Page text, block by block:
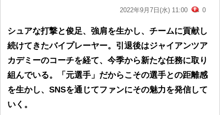
2022年9月7日(水) 11:00 0
シュアな打撃と俊足、強肩を生かし、チームに貢献し
続けてきたバイプレーヤー。引退後はジャイアンツア
カデミーのコーチを経て、今季から新たな任務に取り
組んでいる。「元選手」だからこその選手との距離感
を生かし、SNSを通じてファンにその魅力を発信して
いく。